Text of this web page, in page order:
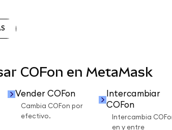
COFon en MetaMask
Vender COFon
Cambia COFon por
efectivo.
Intercambiar
COFon
Intercambia
en y entre